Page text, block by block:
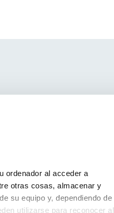
ordenador al acceder a
otras cosas, almacenar y
su equipo y, dependiendo de
utilizarse para reconocer al